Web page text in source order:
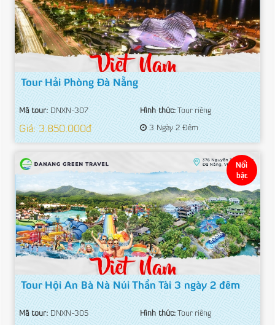
Tour Hải Phòng Đà Nẵng
Mã tour:DNXN-307 Hình thức:Tour riêng
Giá: 3.850.000đ 3 Ngày 2 Đêm
Nổi
bật
Tour Hội An Bà Nà Núi Thần Tài 3 ngày 2 đêm
Mã tour:DNXN-305 Hình thức:Tour riêng